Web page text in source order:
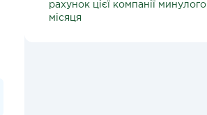
рахунок цієї компанії минулого
місяця